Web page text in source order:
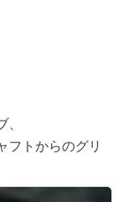
フトからのグリ